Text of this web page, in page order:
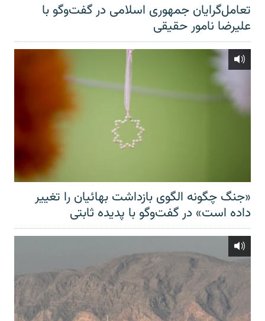
تعامل‌گرایان جمهوری اسلامی در گفت‌وگو با
علیرضا نامور حقیقی
«جنگ چگونه الگوی بازداشت بهائیان را تغییر
داده است» در گفت‌وگو با پدیده ثابتی